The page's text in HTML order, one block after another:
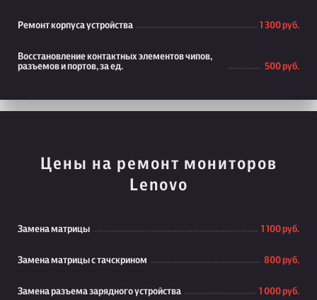
Ремонт корпуса устройства 1 300 руб.
Восстановление контактных элементов чипов,
разъемов и портов, за ед.
500 руб.
Цены на ремонт мониторов
Lenovo
Замена матрицы 1 100 руб.
Замена матрицы с тачскрином 800 руб.
Замена разъема зарядного устройства 1 000 руб.